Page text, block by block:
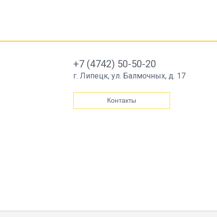
+7 (4742) 50-50-20
г. Липецк, ул. Балмочных, д. 17
Контакты